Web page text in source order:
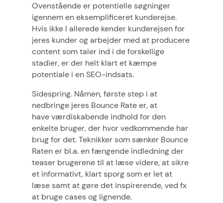
Ovenstående er potentielle søgninger
igennem en eksemplificeret kunderejse.
Hvis ikke I allerede kender kunderejsen for
jeres kunder og arbejder med at producere
content som taler ind i de forskellige
stadier, er der helt klart et kæmpe
potentiale i en SEO-indsats.
Sidespring. Nåmen, første step i at
nedbringe jeres Bounce Rate er, at
have værdiskabende indhold for den
enkelte bruger, der hvor vedkommende har
brug for det. Teknikker som sænker Bounce
Raten er bl.a. en fængende indledning der
teaser brugerene til at læse videre, at sikre
et informativt, klart sporg som er let at
læse samt at gøre det inspirerende, ved fx
at bruge cases og lignende.